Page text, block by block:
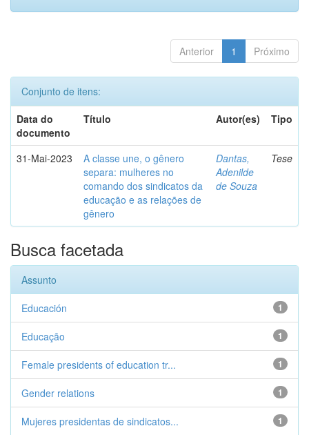
Anterior 1 Próximo
Conjunto de itens:
Data do
documento
Título Autor(es) Tipo
31-Mai-2023
A classe une, o gênero
separa: mulheres no
comando dos sindicatos da
educação e as relações de
gênero
Dantas,
Adenilde
de Souza
Tese
Busca facetada
Assunto
1
Educación
1
Educação
1
Female presidents of education tr...
1
Gender relations
1
Mujeres presidentas de sindicatos...